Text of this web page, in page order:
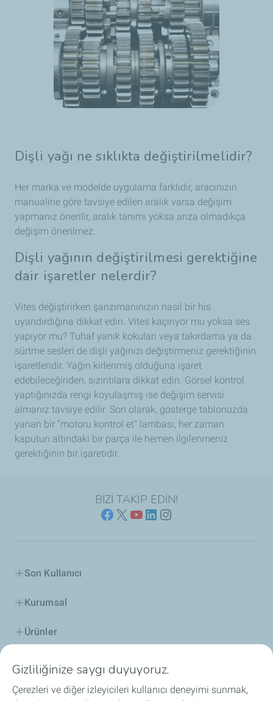
Dişli yağı ne sıklıkta değiştirilmelidir?
Her marka ve modelde uygulama farklıdır, aracınızın
manualine göre tavsiye edilen aralık varsa değişim
yapmanız önerilir, aralık tanımı yoksa arıza olmadıkça
değişim önerilmez.
Dişli yağının değiştirilmesi gerektiğine
dair işaretler nelerdir?
Vites değiştirirken şanzımanınızın nasıl bir his
uyandırdığına dikkat edin. Vites kaçırıyor mu yoksa ses
yapıyor mu? Tuhaf yanık kokuları veya takırdama ya da
sürtme sesleri de dişli yağınızı değiştirmeniz gerektiğinin
işaretleridir. Yağın kirlenmiş olduğuna işaret
edebileceğinden, sızıntılara dikkat edin. Görsel kontrol
yaptığınızda rengi koyulaşmış ise değişim servisi
almanız tavsiye edilir. Son olarak, gösterge tablonuzda
yanan bir "motoru kontrol et" lambası, her zaman
kaputun altındaki bir parça ile hemen ilgilenmeniz
gerektiğinin bir işaretidir.
BİZİ TAKİP EDİN!
Son Kullanıcı
Kurumsal
Ürünler
İş Birlikleri
Gizliliğinize saygı duyuyoruz.
Çerezleri ve diğer izleyicileri kullanıcı deneyimi sunmak,